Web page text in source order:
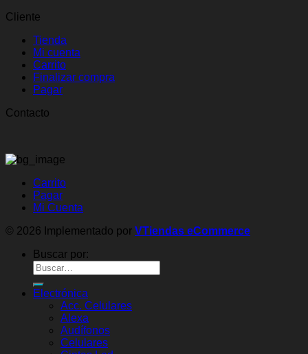
Cliente
Tienda
Mi cuenta
Carrito
Finalizar compra
Pagar
Contacto
Carrito
Pagar
Mi Cuenta
© 2026 Implementado por VTiendas eCommerce
Buscar por:
Electrónica
Acc. Celulares
Alexa
Audífonos
Celulares